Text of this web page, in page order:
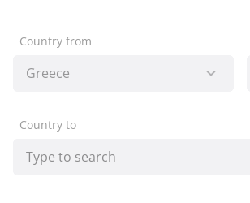
Country from
Country to